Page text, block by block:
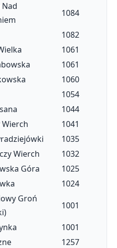
1084
1082
1061
1061
1060
1054
1044
Wierch
1041
1035
Wierch
1032
Góra
1025
1024
Groń
1001
1001
1257